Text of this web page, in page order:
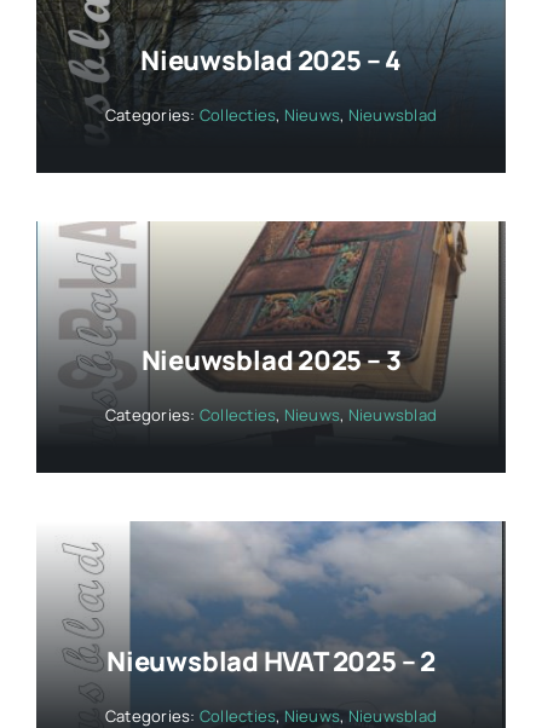
Nieuwsblad 2025 – 4
Categories: Collecties, Nieuws, Nieuwsblad
Nieuwsblad 2025 – 3
Categories: Collecties, Nieuws, Nieuwsblad
Nieuwsblad HVAT 2025 – 2
Categories: Collecties, Nieuws,Nieuwsblad